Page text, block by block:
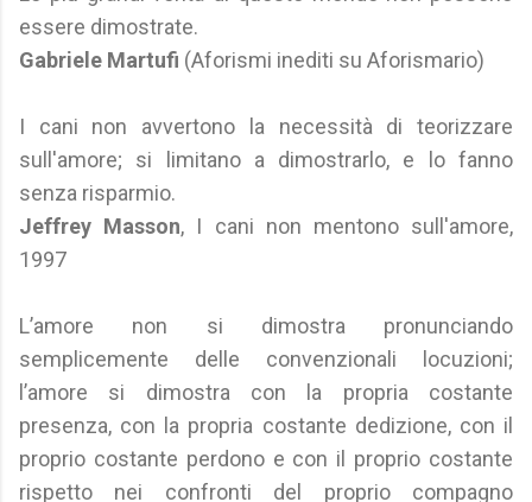
essere dimostrate.
Gabriele Martufi (Aforismi inediti su Aforismario)
I cani non avvertono la necessità di teorizzare
sull'amore; si limitano a dimostrarlo, e lo fanno
senza risparmio.
Jeffrey Masson, I cani non mentono sull'amore,
1997
L’amore non si dimostra pronunciando
semplicemente delle convenzionali locuzioni;
l’amore si dimostra con la propria costante
presenza, con la propria costante dedizione, con il
proprio costante perdono e con il proprio costante
rispetto nei confronti del proprio compagno